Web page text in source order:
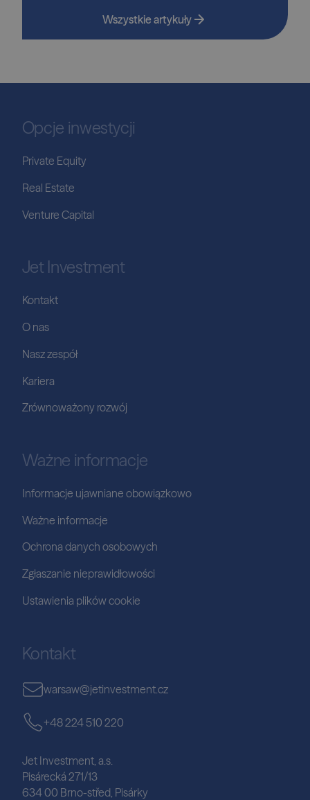
Wszystkie artykuły
Opcje inwestycji
Private Equity
Real Estate
Venture Capital
Jet Investment
Kontakt
O nas
Nasz zespół
Kariera
Zrównoważony rozwój
Ważne informacje
Informacje ujawniane obowiązkowo
Ważne informacje
Ochrona danych osobowych
Zgłaszanie nieprawidłowości
Ustawienia plików cookie
Kontakt
warsaw@jetinvestment.cz
+48 224 510 220
Jet Investment, a.s.
Pisárecká 271/13
634 00 Brno-střed, Pisárky